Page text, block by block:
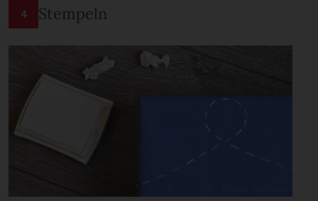
4 Stempeln